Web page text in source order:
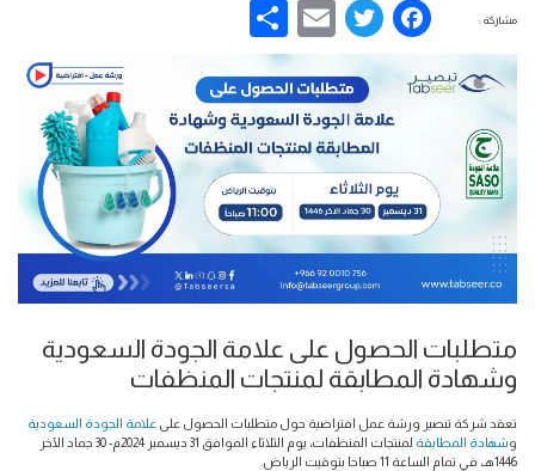
مشاركة : Facebook
Twitter
Email
Share
متطلبات الحصول على علامة الجودة السعودية
وشهادة المطابقة لمنتجات المنظفات
تعقد شركة تبصير ورشة عمل افتراضية حول متطلبات الحصول على
علامة الجودة السعودية
شهادة المطابقة
لمنتجات المنظفات، يوم الثلاثاء الموافق 31 ديسمبر 2024م- 30 جماد الآخر
1446هـ، في تمام الساعة 11 صباحا بتوقيت الرياض.